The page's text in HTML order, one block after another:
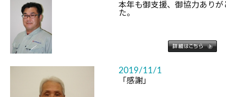
本年も御支援、御協力ありが
た。
2019/11/1
「感謝」